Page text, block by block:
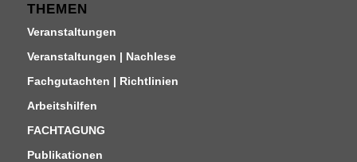
THEMEN
Veranstaltungen
Veranstaltungen | Nachlese
Fachgutachten | Richtlinien
Arbeitshilfen
FACHTAGUNG
Publikationen